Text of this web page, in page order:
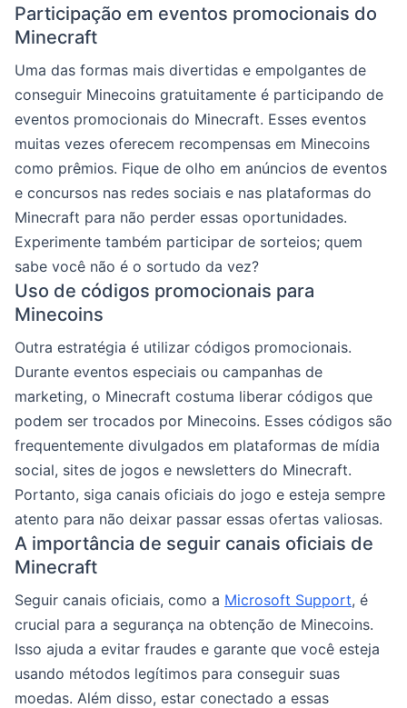
Participação em eventos promocionais do
Minecraft
Uma das formas mais divertidas e empolgantes de
conseguir Minecoins gratuitamente é participando de
eventos promocionais do Minecraft. Esses eventos
muitas vezes oferecem recompensas em Minecoins
como prêmios. Fique de olho em anúncios de eventos
e concursos nas redes sociais e nas plataformas do
Minecraft para não perder essas oportunidades.
Experimente também participar de sorteios; quem
sabe você não é o sortudo da vez?
Uso de códigos promocionais para
Minecoins
Outra estratégia é utilizar códigos promocionais.
Durante eventos especiais ou campanhas de
marketing, o Minecraft costuma liberar códigos que
podem ser trocados por Minecoins. Esses códigos são
frequentemente divulgados em plataformas de mídia
social, sites de jogos e newsletters do Minecraft.
Portanto, siga canais oficiais do jogo e esteja sempre
atento para não deixar passar essas ofertas valiosas.
A importância de seguir canais oficiais de
Minecraft
Seguir canais oficiais, como a Microsoft Support, é
crucial para a segurança na obtenção de Minecoins.
Isso ajuda a evitar fraudes e garante que você esteja
usando métodos legítimos para conseguir suas
moedas. Além disso, estar conectado a essas